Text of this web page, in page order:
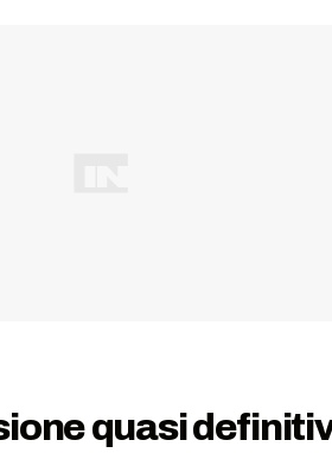
quasi